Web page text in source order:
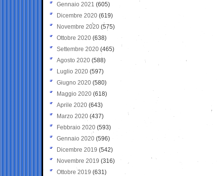
Gennaio 2021 (605)
Dicembre 2020 (619)
Novembre 2020 (575)
Ottobre 2020 (638)
Settembre 2020(465)
Agosto 2020 (588)
Luglio 2020 (597)
Giugno 2020 (580)
Maggio 2020 (618)
Aprile 2020 (643)
Marzo 2020 (437)
Febbraio 2020 (593)
Gennaio 2020 (596)
Dicembre 2019 (542)
Novembre 2019 (316)
Ottobre 2019 (631)